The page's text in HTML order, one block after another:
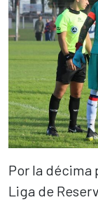
Por la décima
Liga de